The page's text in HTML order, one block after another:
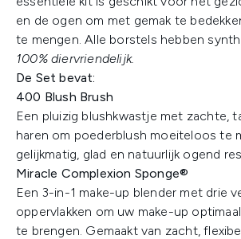
en de ogen om met gemak te
te mengen. Alle borstels hebben
100% diervriendelijk.
De Set bevat:
400 Blush Brush
Een pluizig blushkwastje met zachte,
haren om poederblush moeiteloos te
gelijkmatig, glad en natuurlijk ogend
Miracle Complexion Sponge®
Een 3-in-1 make-up blender met drie
oppervlakken om uw make-up
te brengen. Gemaakt van zacht,